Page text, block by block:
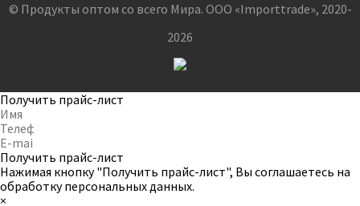
© Продукты оптом со всего Мира. ООО «Importtrade», 2020-
2026
Получить прайс-лист
Получить прайс-лист
Нажимая кнопку "Получить прайс-лист", Вы соглашаетесь на
обработку персональных данных.
×